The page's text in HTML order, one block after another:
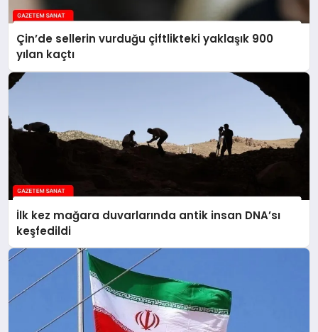
Çin’de sellerin vurduğu çiftlikteki yaklaşık 900
yılan kaçtı
İlk kez mağara duvarlarında antik insan DNA’sı
keşfedildi